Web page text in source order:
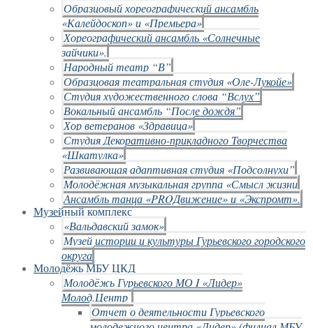
Образцовый хореографический ансамбль
«Калейдоскоп» и «Премьера»
Хореографический ансамбль «Солнечные
зайчики».
Народный театр “В”
Образцовая театральная студия «Оле-Лукойе»
Студия художественного слова “Вслух”
Вокальный ансамбль “После дождя”
Хор ветеранов «Здравица»
Студия Декоративно-прикладного Творчества
«Шкатулка»
Развивающая адаптивная студия «Подсолнухи”
Молодёжная музыкальная группа «Смысл жизни
Ансамбль танца «PROДвижение» и «Экспромт».
Музейный комплекс
«Вальдавский замок»
Музей истории и культуры Гурьевского городского
округа
Молодёжь МБУ ЦКД
Молодёжь Гурьевского МО I «Лидер»
Молод.Центр
Отчет о деятельности Гурьевского